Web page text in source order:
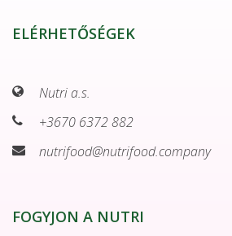
ELÉRHETŐSÉGEK
Nutri a.s.
+3670 6372 882
nutrifood@nutrifood.company
FOGYJON A NUTRI